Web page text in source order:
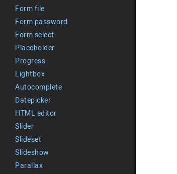
Form file
Form password
Form select
Placeholder
Progress
Lightbox
Autocomplete
Datepicker
HTML editor
Slider
Slideset
Slideshow
Parallax